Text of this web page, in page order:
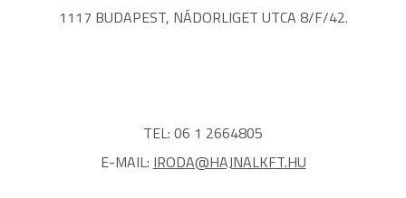
1117 BUDAPEST, NÁDORLIGET UTCA 8/F/42.
TEL: 06 1 2664805
E-MAIL: IRODA@HAJNALKFT.HU